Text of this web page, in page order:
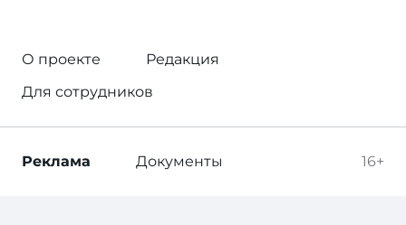
О проекте
Редакция
Для сотрудников
16+
Реклама Документы